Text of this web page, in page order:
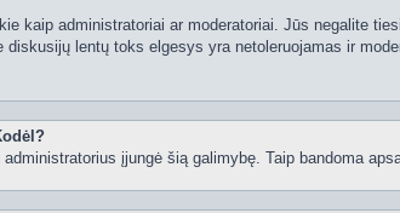
kaip administratoriai ar moderatoriai. Jūs negalite
lentų toks elgesys yra netoleruojamas ir
įjungė šią galimybę. Taip bandoma